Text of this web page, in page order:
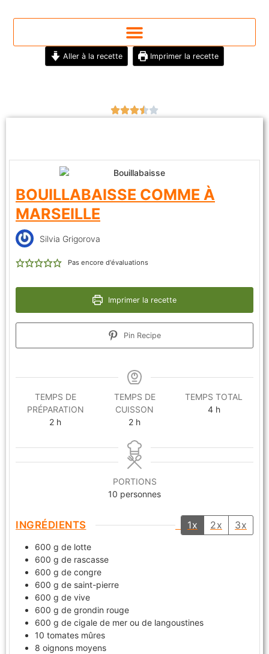
Aller à la recette Imprimer la recette
BOUILLABAISSE COMME À
MARSEILLE
Silvia Grigorova
Pas encore d'évaluations
Imprimer la recette
Pin Recipe
TEMPS DE
PRÉPARATION
2 h
TEMPS DE
CUISSON
2 h
TEMPS TOTAL
4 h
PORTIONS
10 personnes
INGRÉDIENTS 1x 2x 3x
600 g de lotte
600 g de rascasse
600 g de congre
600 g de saint-pierre
600 g de vive
600 g de grondin rouge
600 g de cigale de mer ou de langoustines
10 tomates mûres
8 oignons moyens